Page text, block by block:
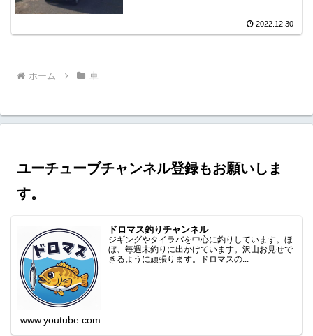
2022.12.30
ホーム 車
ユーチューブチャンネル登録もお願いしま
す。
ドロマス釣りチャンネル
ジギングやタイラバを中心に釣りしています。ほ
ぼ、毎週末釣りに出かけています。沢山お見せで
きるように頑張ります。ドロマスの...
www.youtube.com